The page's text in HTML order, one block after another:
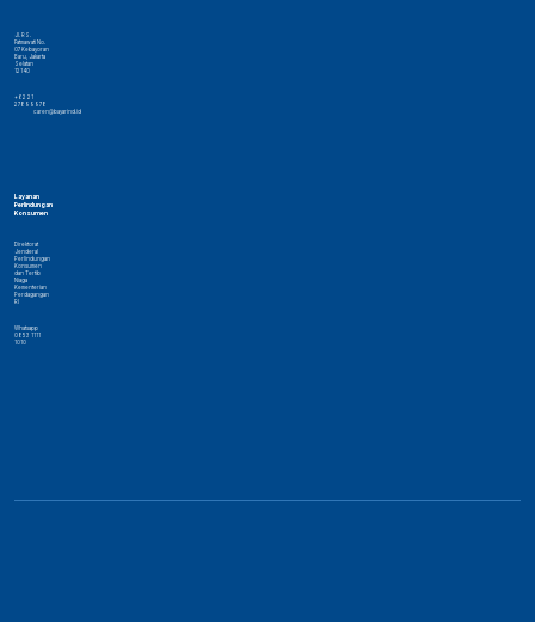
Jl. RS.
Fatmawati No.
07 Kebayoran
Baru, Jakarta
Selatan
12140
+62 21
27899978
caren@bayarind.id
Layanan
Perlindungan
Konsumen
Direktorat
Jenderal
Perlindungan
Konsumen
dan Tertib
Niaga
Kementerian
Perdagangan
RI
Whatsapp
0853 1111
1010